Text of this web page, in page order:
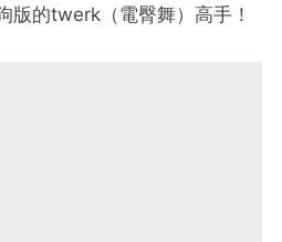
版的twerk（電臀舞）高手！